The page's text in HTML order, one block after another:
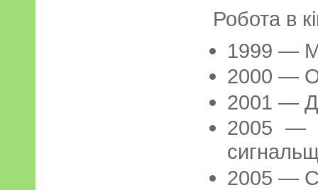
Робота в
1999 —
2000 —
2001 —
2005 —
2005 —